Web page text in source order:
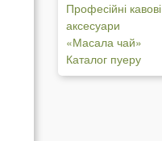
Професійні кавові
аксесуари
«Масала чай»
Каталог пуеру